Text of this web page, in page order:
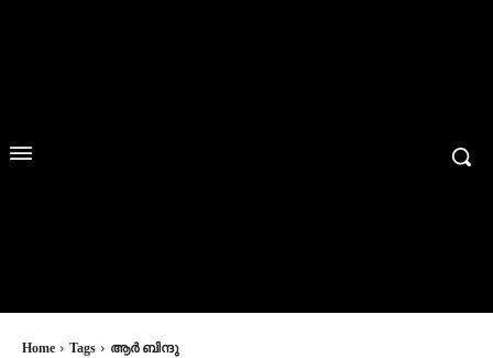
Home Tags ആർ ബിന്ദു